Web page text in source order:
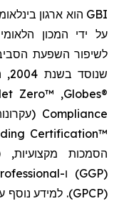
GBI הוא ארגון
על ידי המכון
לשיפור השפעת
שנוסד בשנת 2004, הוא הספק העולמי של תוכניות
Globes®
,
Zero™
Compliance
Certification™
הסמכות מקצועיות,
(GGP) ו-
(GPCP). למידע נוסף